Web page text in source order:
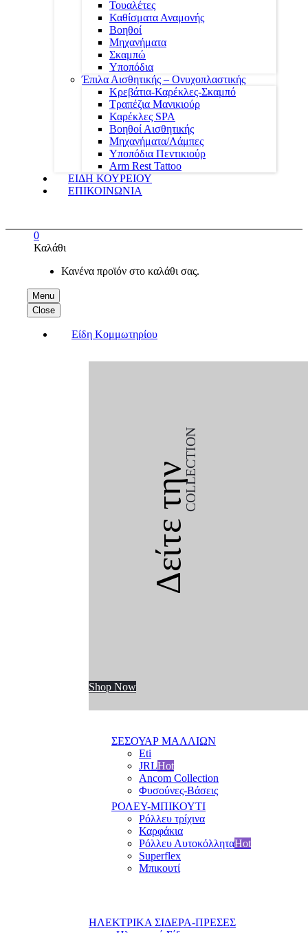
Τουαλέτες
Καθίσματα Αναμονής
Βοηθοί
Μηχανήματα
Σκαμπώ
Υποπόδια
Έπιλα Αισθητικής – Ονυχοπλαστικής
Κρεβάτια-Καρέκλες-Σκαμπό
Τραπέζια Μανικιούρ
Καρέκλες SPA
Βοηθοί Αισθητικής
Μηχανήματα/Λάμπες
Υποπόδια Πεντικιούρ
Arm Rest Tattoo
ΕΙΔΗ ΚΟΥΡΕΙΟΥ
ΕΠΙΚΟΙΝΩΝΙΑ
Menu
Close
Είδη Κομμωτηρίου
Δείτε τηνCOLLECTION
Shop Now
ΣΕΣΟΥΑΡ ΜΑΛΛΙΩΝ
Eti
JRLHot
Ancom Collection
Φυσούνες-Βάσεις
ΡΟΛΕΥ-ΜΠΙΚΟΥΤΙ
Ρόλλευ τρίχινα
Καρφάκια
Ρόλλευ ΑυτοκόλληταHot
Superflex
Μπικουτί
ΗΛΕΚΤΡΙΚΑ ΣΙΔΕΡΑ-ΠΡΕΣΕΣ
0
Καλάθι
Κανένα προϊόν στο καλάθι σας.